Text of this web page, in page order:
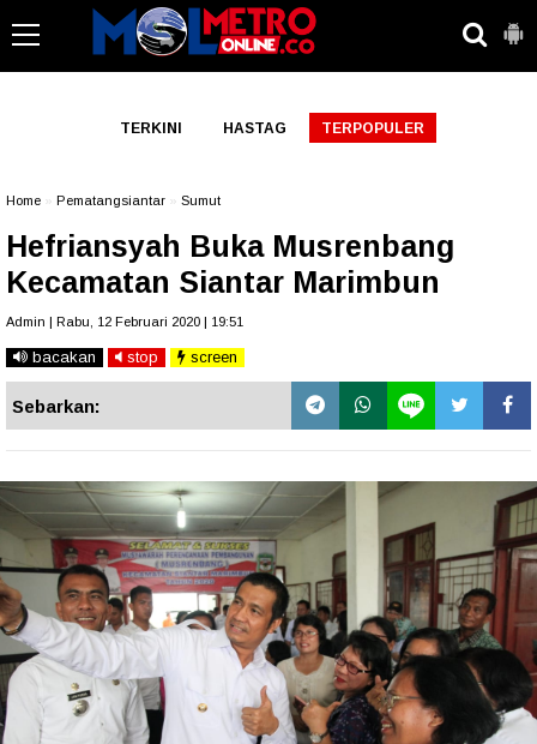
TERKINI HASTAG TERPOPULER
Home Pematangsiantar Sumut
Hefriansyah Buka Musrenbang
Kecamatan Siantar Marimbun
Admin | Rabu, 12 Februari 2020 | 19:51
bacakan stop screen
Sebarkan: